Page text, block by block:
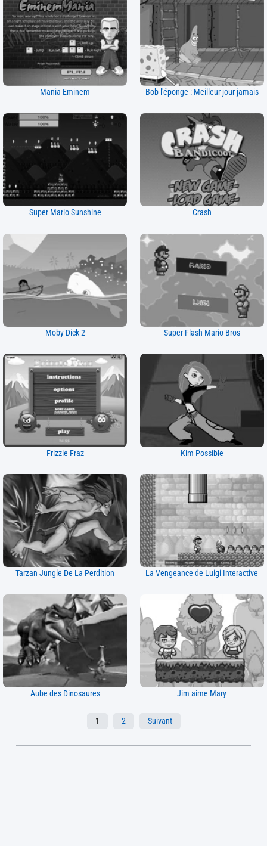
Mania Eminem Bob l'éponge : Meilleur jour jamais
Super Mario Sunshine Crash
Moby Dick 2 Super Flash Mario Bros
Frizzle Fraz Kim Possible
Tarzan Jungle De La Perdition La Vengeance de Luigi Interactive
Aube des Dinosaures Jim aime Mary
1 2 Suivant